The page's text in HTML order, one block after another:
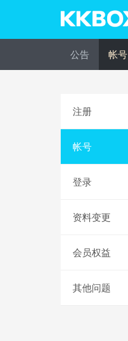
公告 帐号
注册
帐号
登录
资料变更
会员权益
其他问题